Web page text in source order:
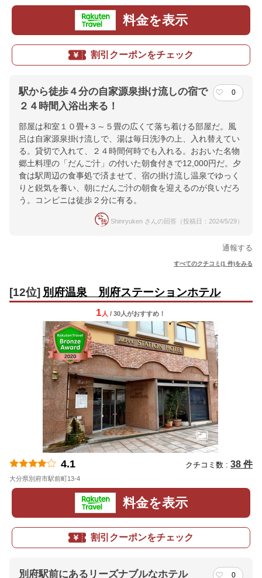
料金を表示
割引クーポンをチェック
駅から徒歩４分の自家源泉掛け流しの宿で
２４時間入浴出来る！
0
部屋は和室１０畳+３～５畳の広くて落ち着ける部屋だ。風
呂は自家源泉掛け流しで、湯は毎日洗浄の上、入れ替えてい
る。貸切で入れて、２４時間何時でも入れる。おおいた名物
郷土料理の「だんご汁」の付いた朝食付きで12,000円だ。夕
食は駅周辺の食事処で済ませて、宿の掛け流し温泉でゆっく
りと鋭気を養い、朝にだんご汁の朝食を迎えるのが良いだろ
う。コンビニは徒歩２分に有る。
Shinryuken さんの回答（投稿日：2024/5/29）
通報する
すべてのクチコミ(1 件)をみる
[12位] 別府温泉 別府ステーションホテル
1 人 / 30人がおすすめ！
4.1 クチコミ数 : 38 件
大分県別府市駅前町13-4
料金を表示
割引クーポンをチェック
別府駅前にあるリーズナブルなホテル 0